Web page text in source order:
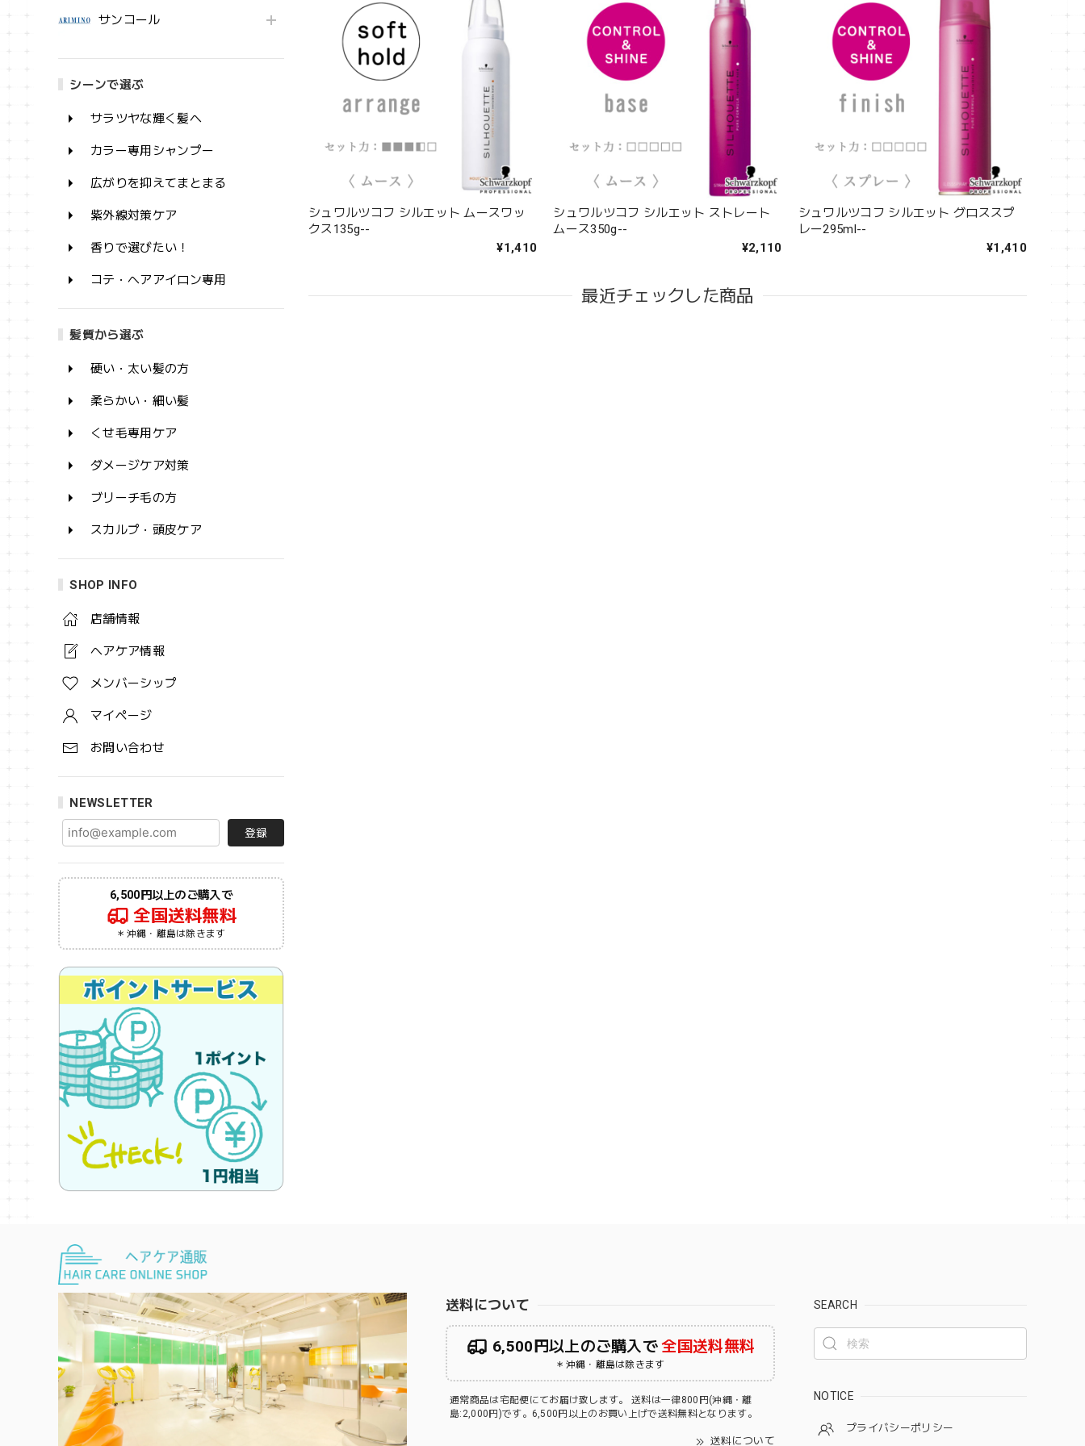
サンコール
シーンで選ぶ
サラツヤな輝く髪へ
カラー専用シャンプー
広がりを抑えてまとまる
紫外線対策ケア
香りで選びたい！
コテ・ヘアアイロン専用
髪質から選ぶ
硬い・太い髪の方
柔らかい・細い髪
くせ毛専用ケア
ダメージケア対策
ブリーチ毛の方
スカルプ・頭皮ケア
SHOP INFO
店舗情報
ヘアケア情報
メンバーシップ
マイページ
お問い合わせ
NEWSLETTER
登録
6,500円以上のご購入で
全国送料無料
＊沖縄・離島は除きます
シュワルツコフ シルエット ムースワッ
クス135g--
¥1,410
シュワルツコフ シルエット ストレート
ムース350g--
¥2,110
シュワルツコフ シルエット グロススプ
レー295ml--
¥1,410
最近チェックした商品
送料について
6,500円以上のご購入で全国送料無料
＊沖縄・離島は除きます
通常商品は宅配便にてお届け致します。 送料は一律800円(沖縄・離
島:2,000円)です。6,500円以上のお買い上げで送料無料となります。
送料について
SEARCH
NOTICE
プライバシーポリシー